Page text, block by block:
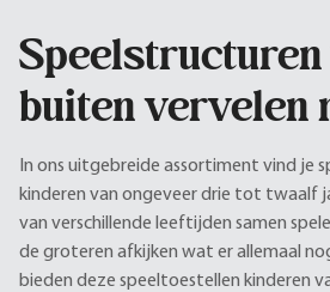
buiten vervelen
In ons uitgebreide assortiment vind je
kinderen van ongeveer drie tot twaalf
van verschillende leeftijden samen
de groteren afkijken wat er allemaal
bieden deze speeltoestellen kinderen